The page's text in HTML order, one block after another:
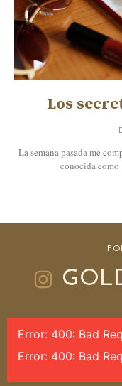
Los
La semana pasada me
conocida como
Error: 400: Bad
Error: 400: Bad